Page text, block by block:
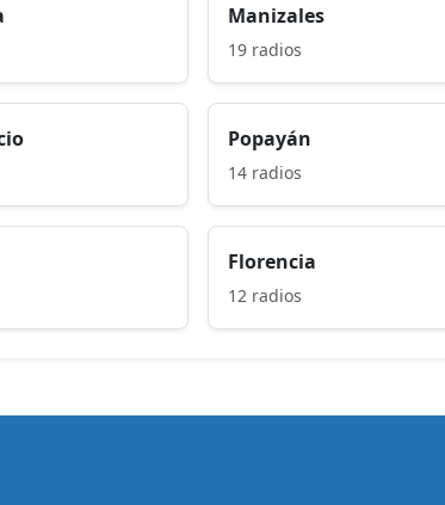
Manizales
19 radios
Popayán
14 radios
Florencia
12 radios